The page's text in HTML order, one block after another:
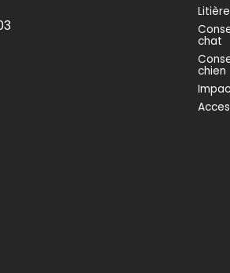
chat
chien